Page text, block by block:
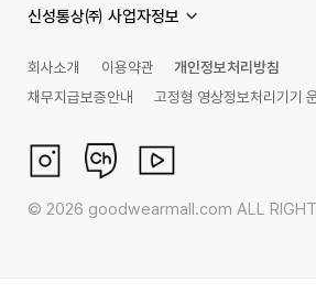
신성통상㈜ 사업자정보
회사소개 이용약관
개인정보처리방침
채무지급보증안내
고정형 영상정보처리기기
© 2026 goodwearmall.com ALL